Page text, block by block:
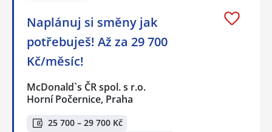
Naplánuj si směny jak
potřebuješ! Až za 29 700
Kč/měsíc!
McDonald`s ČR spol. s r.o.
Horní Počernice, Praha
25 700 – 29 700 Kč